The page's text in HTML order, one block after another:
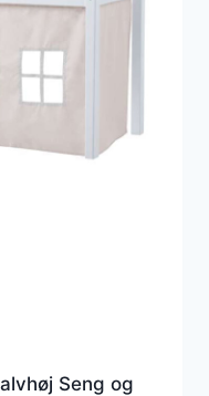
Seng og